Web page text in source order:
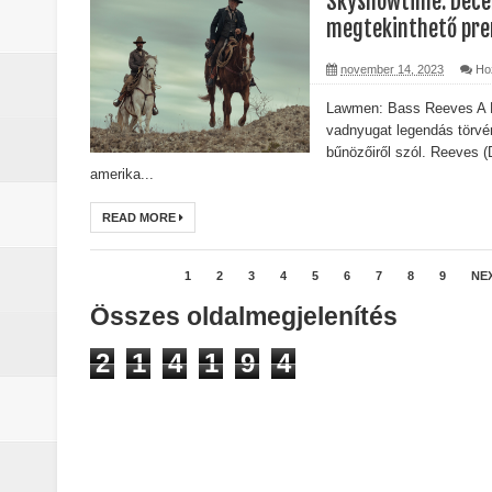
A The Mandalorian and Grogu
A rejtélyek könyve: egy valós,
sorozat
Nem veled van a baj: a
megtekinthető
november 14, 2023
Lawmen: Bass Reeves
vadnyugat legendás
bűnözőiről szól. Reeves
amerika...
READ MORE
1 2 3 4 5 6 7 8 9
Összes oldalmegjelenítés
2 1 4 1 9 4